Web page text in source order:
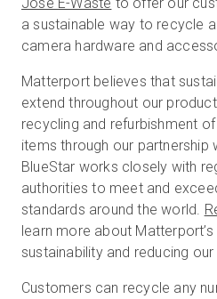
a sustainable way to recycle
camera hardware and
Matterport believes that
extend throughout our
recycling and refurbishment
items through our partnership
BlueStar works closely with
authorities to meet and
standards around the world.
learn more about
sustainability and reducing
Customers can recycle any